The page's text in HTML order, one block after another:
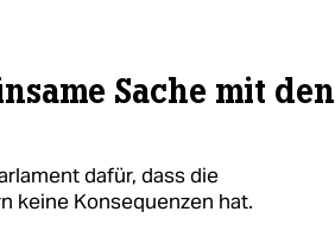
Sache mit den
dafür, dass die
keine Konsequenzen hat.